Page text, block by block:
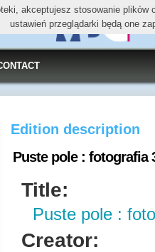
Edition description
Puste pole : fotografia
Title:
Puste pole :
Creator:
akceptujesz stosowanie
ustawień przeglądarki będą one